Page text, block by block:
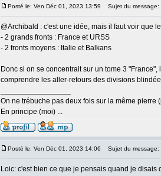
Posté le: Ven Déc 01, 2023 13:59 Sujet du message:
@Archibald : c'est une idée, mais il faut voir que
- 2 grands fronts : France et URSS
- 2 fronts moyens : Italie et Balkans
Donc si on se concentrait sur un tome 3
comprendre les aller-retours des divisions
On ne trébuche pas deux fois sur la même pierre
En principe (moi) ...
Posté le: Ven Déc 01, 2023 14:06 Sujet du message:
Loic: c'est bien ce que je pensais quand je disais